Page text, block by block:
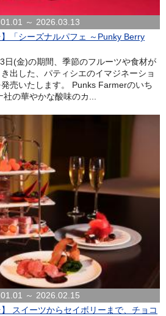
～ 2026.03.13
】「シーズナルパフェ ～Punky Berry
日(金)の期間、季節のフルーツや食材が
出した、パティシエのイマジネーショ
売いたします。 Punks Farmerのいち
の華やかな酸味のカ...
～ 2026.02.15
スイーツからセイボリーまで、チョコ